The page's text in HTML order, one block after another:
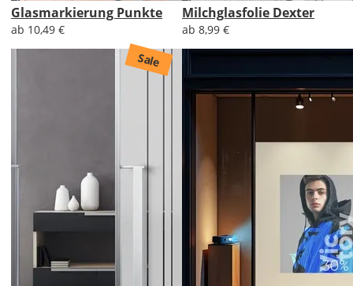
Glasmarkierung Punkte
ab 10,49 €
Milchglasfolie Dexter
ab 8,99 €
Sale